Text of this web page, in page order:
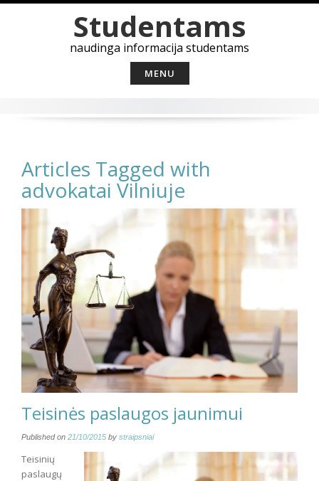
Studentams
naudinga informacija studentams
MENU
Articles Tagged with
advokatai Vilniuje
Teisinės paslaugos jaunimui
Published on 21/10/2015 by straipsniai
Teisinių
paslaugų